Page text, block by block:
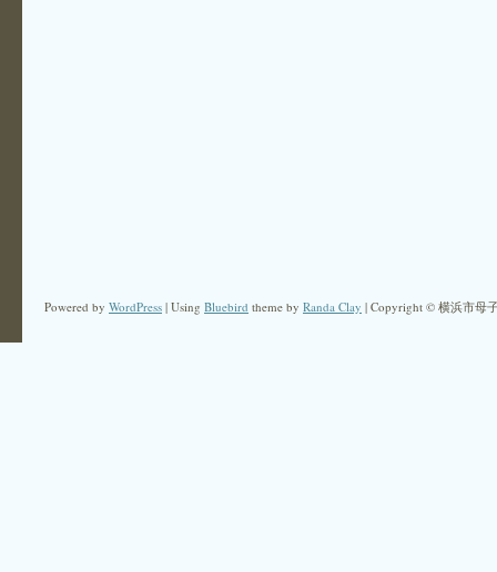
Powered by WordPress | Using Bluebird theme by Randa Clay | Copyright © 横浜市母